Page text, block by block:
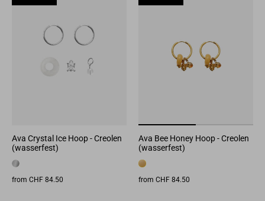
Ava Crystal Ice Hoop - Creolen
(wasserfest)
from CHF 84.50
Ava Bee Honey Hoop - Creolen
(wasserfest)
from CHF 84.50